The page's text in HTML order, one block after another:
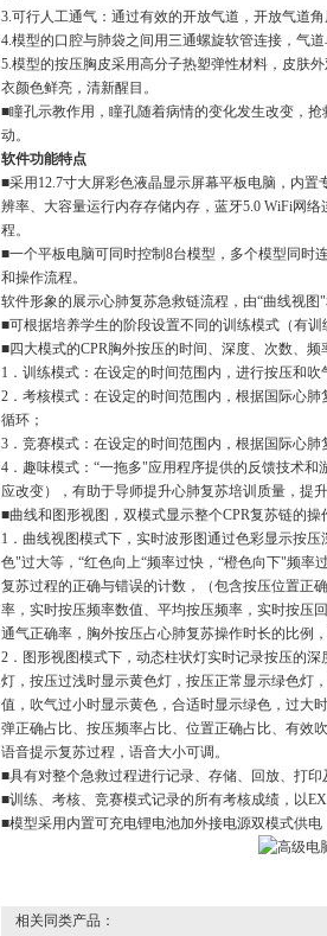
3.可行人工通气：通过有效的开放气道，开放气道
4.模型的口腔与肺袋之间用三通螺旋软管连接，气
5.模型的按压胸皮采用高分子热塑弹性材料，皮肤
衣颜色鲜亮，清新醒目。
■瞳孔示教作用，瞳孔随着病情的变化发生改变，
动。
软件功能特点
■采用12.7寸大屏彩色液晶显示屏幕平板电脑，内
辨率、大容量运行内存存储内存，蓝牙5.0 WiFi网
程。
■一个平板电脑可同时控制8台模型，多个模型同时
和操作流程。
软件形象的展示心肺复苏急救链流程，由“曲线视图
■可根据培养学生的阶段设置不同的训练模式（有训
■四大模式的CPR胸外按压的时间、深度、次数、
1．训练模式：在设定的时间范围内，进行按压和吹
2．考核模式：在设定的时间范围内，根据国际心
循环；
3．竞赛模式：在设定的时间范围内，根据国际心肺
4．趣味模式：“一拖多"应用程序提供的反馈技术
应改变），有助于导师提升心肺复苏培训质量，提
■曲线和图形视图，双模式显示整个CPR复苏链的操
1．曲线视图模式下，实时波形图通过色彩显示按
色"过大等，“红色向上“频率过快，“橙色向下"频率
复苏过程的正确与错误的计数，（包含按压位置正
率，实时按压频率数值、平均按压频率，实时按压
通气正确率，胸外按压占心肺复苏操作时长的比例，
2．图形视图模式下，动态柱状灯实时记录按压的
灯，按压过浅时显示黄色灯，按压正常显示绿色灯
值，吹气过小时显示黄色，合适时显示绿色，过大
弹正确占比、按压频率占比、位置正确占比、有效
语音提示复苏过程，语音大小可调。
■具有对整个急救过程进行记录、存储、回放、打印
■训练、考核、竞赛模式记录的所有考核成绩，以
■模型采用内置可充电锂电池加外接电源双模式供电
相关同类产品：